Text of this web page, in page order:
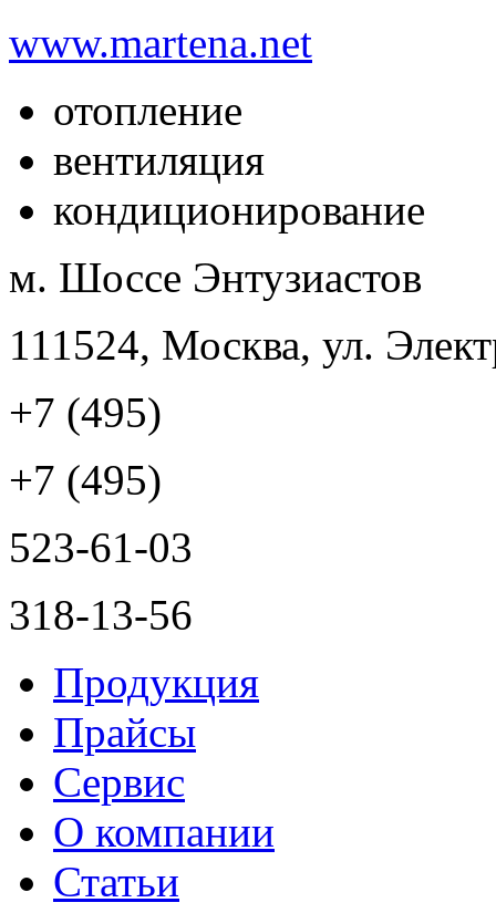
www.martena.net
отопление
вентиляция
кондиционирование
м. Шоссе Энтузиастов
111524, Москва, ул.
+7 (495)
+7 (495)
523-61-03
318-13-56
Продукция
Прайсы
Сервис
О компании
Статьи